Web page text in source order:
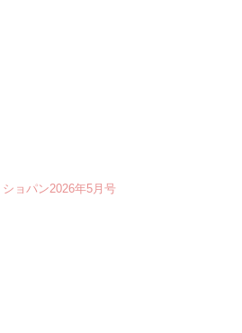
ショパン2026年5月号